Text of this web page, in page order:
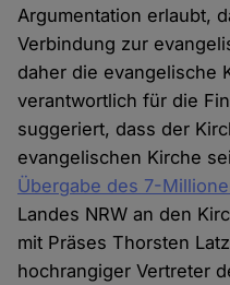
Argumentation erlaubt,
Verbindung zur
daher die evangelische
verantwortlich für die
suggeriert, dass der
evangelischen Kirche
Übergabe des 7-
Landes NRW an den
mit Präses Thorsten
hochrangiger Vertreter